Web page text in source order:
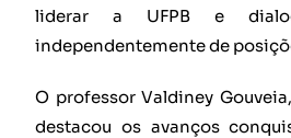
liderar a UFPB e
independentemente de
O professor Valdiney
destacou os avanços